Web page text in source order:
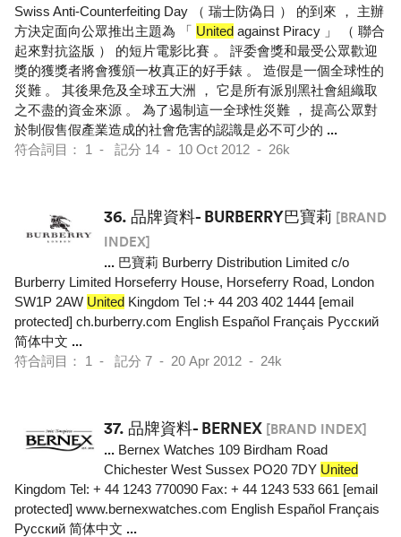
Swiss Anti-Counterfeiting Day （ 瑞士防偽日 ） 的到來 ， 主辦
方決定面向公眾推出主題為 「 United against Piracy 」 （ 聯合
起來對抗盜版 ） 的短片電影比賽 。 評委會獎和最受公眾歡迎
獎的獲獎者將會獲頒一枚真正的好手錶 。 造假是一個全球性的
災難 。 其後果危及全球五大洲 ， 它是所有派別黑社會組織取
之不盡的資金來源 。 為了遏制這一全球性災難 ， 提高公眾對
於制假售假產業造成的社會危害的認識是必不可少的 ...
符合詞目： 1 - 記分 14 - 10 Oct 2012 - 26k
36. 品牌資料- BURBERRY巴寶莉 [BRAND
INDEX]
... 巴寶莉 Burberry Distribution Limited c/o
Burberry Limited Horseferry House, Horseferry Road, London
SW1P 2AW United Kingdom Tel :+ 44 203 402 1444 [email
protected] ch.burberry.com English Español Français Pусский
简体中文 ...
符合詞目： 1 - 記分 7 - 20 Apr 2012 - 24k
37. 品牌資料- BERNEX [BRAND INDEX]
... Bernex Watches 109 Birdham Road
Chichester West Sussex PO20 7DY United
Kingdom Tel: + 44 1243 770090 Fax: + 44 1243 533 661 [email
protected] www.bernexwatches.com English Español Français
Pусский 简体中文 ...